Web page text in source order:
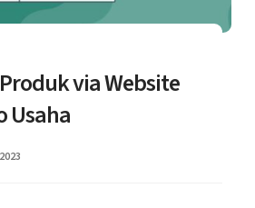
via Website
Usaha